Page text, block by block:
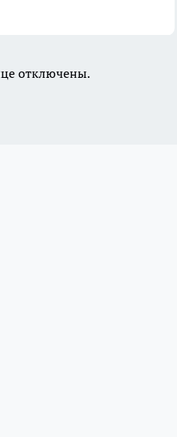
отключены.